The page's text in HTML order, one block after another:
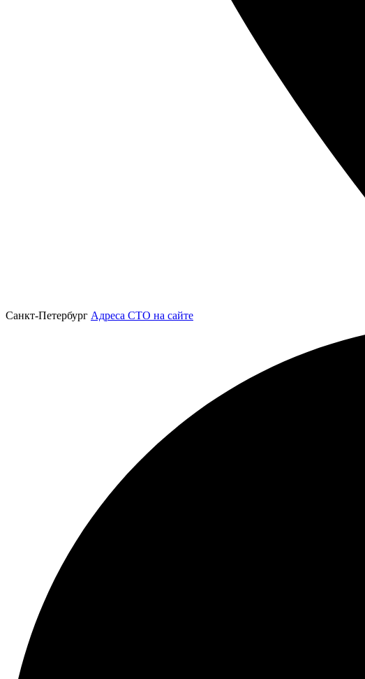
Санкт-Петербург Адреса СТО на сайте